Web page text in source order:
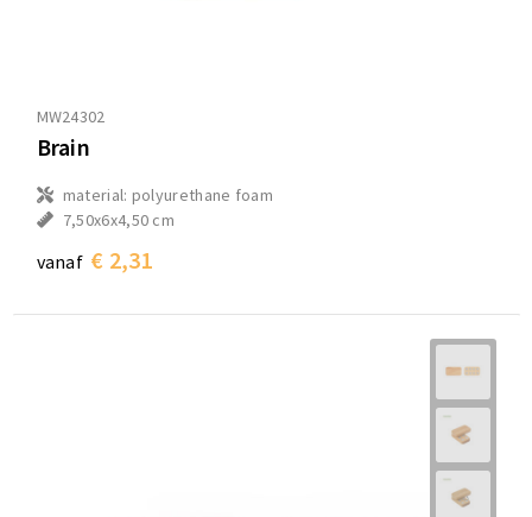
MW24302
Brain
material: polyurethane foam
7,50x6x4,50 cm
vanaf € 2,31